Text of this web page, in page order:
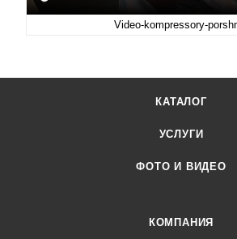
Video-kompressory-
КАТАЛОГ
УСЛУГИ
ФОТО И ВИДЕО
КОМПАНИЯ